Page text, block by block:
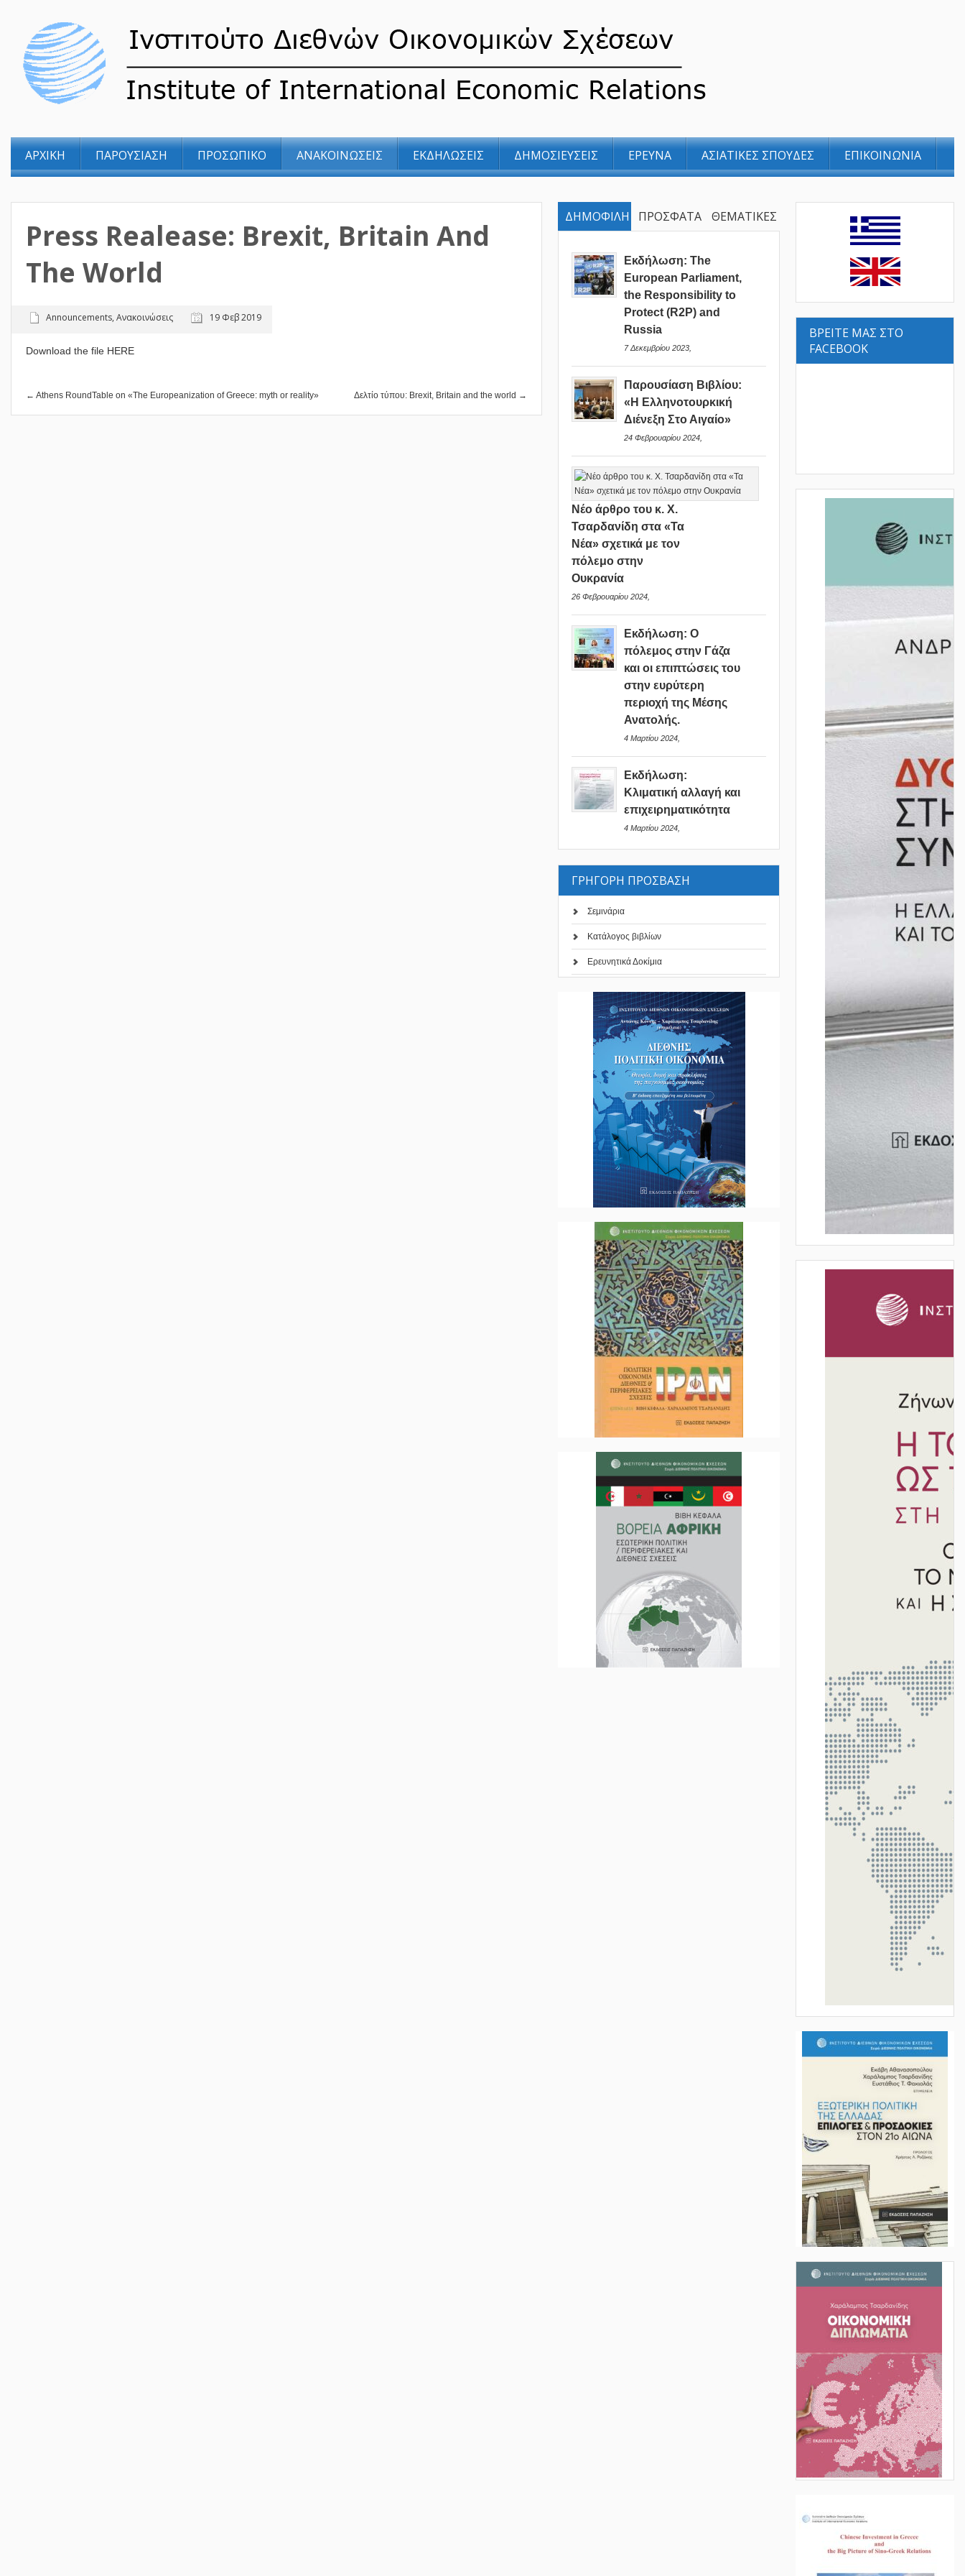
ΑΡΧΙΚΗ ΠΑΡΟΥΣΙΑΣΗ ΠΡΟΣΩΠΙΚΟ ΑΝΑΚΟΙΝΩΣΕΙΣ ΕΚΔΗΛΩΣΕΙΣ ΔΗΜΟΣΙΕΥΣΕΙΣ ΕΡΕΥΝΑ ΑΣΙΑΤΙΚΕΣ ΣΠΟΥΔΕΣ ΕΠΙΚΟΙΝΩΝΙΑ
ΒΡΕΙΤΕ ΜΑΣ ΣΤΟ
FACEBOOK
ΔΗΜΟΦΙΛΗ ΠΡΟΣΦΑΤΑ ΘΕΜΑΤΙΚΕΣ
Eκδήλωση: The
European Parliament,
the Responsibility to
Protect (R2P) and
Russia
7 Δεκεμβρίου 2023,
Παρουσίαση Βιβλίου:
«Η Ελληνοτουρκική
Διένεξη Στο Αιγαίο»
24 Φεβρουαρίου 2024,
Νέο άρθρο του κ. Χ.
Τσαρδανίδη στα «Τα
Νέα» σχετικά με τον
πόλεμο στην
Ουκρανία
26 Φεβρουαρίου 2024,
Εκδήλωση: Ο
πόλεμος στην Γάζα
και οι επιπτώσεις του
στην ευρύτερη
περιοχή της Μέσης
Ανατολής.
4 Μαρτίου 2024,
Εκδήλωση:
Κλιματική αλλαγή και
επιχειρηματικότητα
4 Μαρτίου 2024,
ΓΡΗΓΟΡΗ ΠΡΟΣΒΑΣΗ
Σεμινάρια
Κατάλογος βιβλίων
Ερευνητικά Δοκίμια
Press Realease: Brexit, Britain And
The World
Announcements, Ανακοινώσεις 19 Φεβ 2019
Download the file HERE
← Athens RoundTable on «The Europeanization of Greece: myth or reality» Δελτίο τύπου: Brexit, Britain and the world →